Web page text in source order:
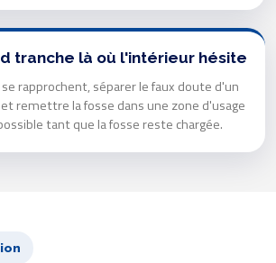
tranche là où l'intérieur hésite
rapprochent, séparer le faux doute d'un
remettre la fosse dans une zone d'usage
tant que la fosse reste chargée.